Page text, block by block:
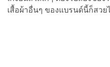
เสื้อผ้าอื่นๆ ของแบรนด์นี้ก็สว